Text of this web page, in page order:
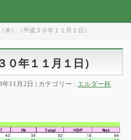
木）（平成３０年１１月１日）
０年１１月１日）
年11月2日 カテゴリー : エルダー杯